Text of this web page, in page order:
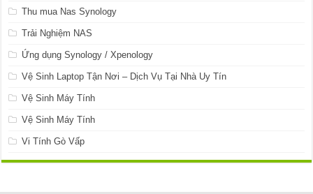
Thu mua Nas Synology
Trải Nghiệm NAS
Ứng dụng Synology / Xpenology
Vệ Sinh Laptop Tận Nơi – Dịch Vụ Tại Nhà Uy Tín
Vệ Sinh Máy Tính
Vệ Sinh Máy Tính
Vi Tính Gò Vấp